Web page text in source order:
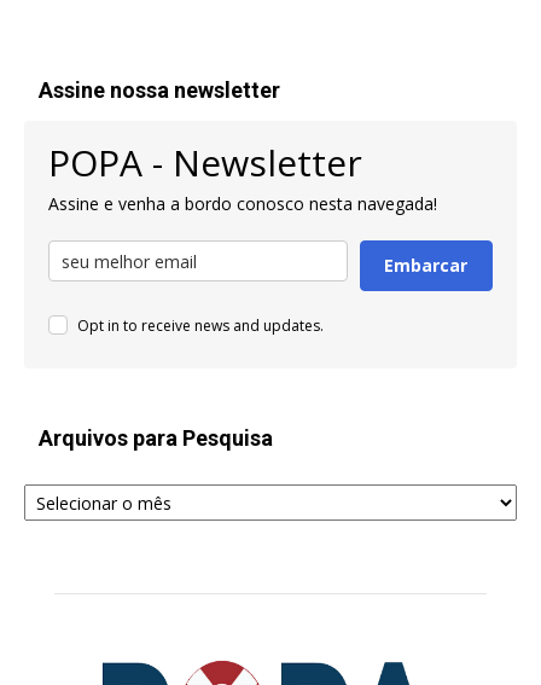
Assine nossa newsletter
POPA - Newsletter
Assine e venha a bordo conosco nesta navegada!
Embarcar
Opt in to receive news and updates.
Arquivos para Pesquisa
Arquivos
para